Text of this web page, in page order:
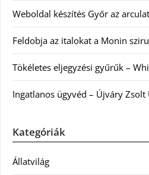
Weboldal készítés Győr az
Feldobja az italokat a Monin
Tökéletes eljegyzési gyűrűk –
Ingatlanos ügyvéd – Újváry
Kategóriák
Állatvilág